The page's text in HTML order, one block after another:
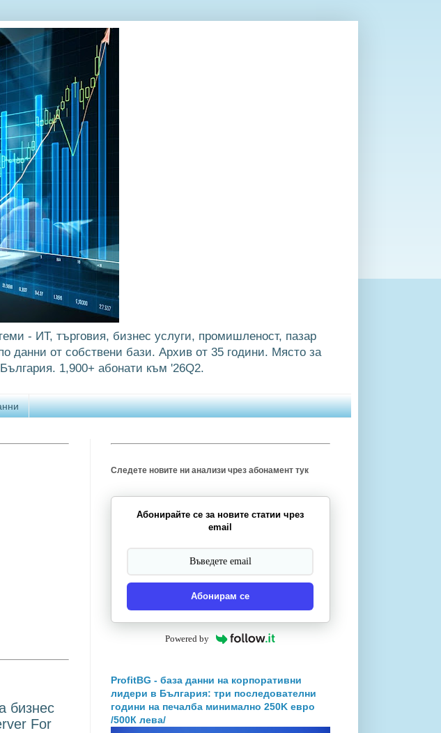
- ИТ, търговия, бизнес услуги, промишленост, пазар
данни от собствени бази. Архив от 35 години. Място за
1,900+ абонати към '26Q2.
бизнес
For
Следете новите ни анализи чрез абонамент тук
Абонирайте се за новите статии чрез
email
Абонирам се
Powered by
ProfitBG - база данни на корпоративни
лидери в България: три последователни
години на печалба минимално 250K евро
/500К лева/